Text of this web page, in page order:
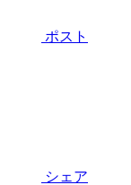
ポスト
シェア